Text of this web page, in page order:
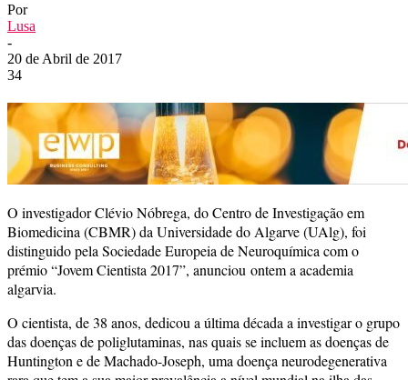
Por
Lusa
-
20 de Abril de 2017
34
O investigador Clévio Nóbrega, do Centro de Investigação em
Biomedicina (CBMR) da Universidade do Algarve (UAlg), foi
distinguido pela Sociedade Europeia de Neuroquímica com o
prémio “Jovem Cientista 2017”, anunciou ontem a academia
algarvia.
O cientista, de 38 anos, dedicou a última década a investigar o grupo
das doenças de poliglutaminas, nas quais se incluem as doenças de
Huntington e de Machado-Joseph, uma doença neurodegenerativa